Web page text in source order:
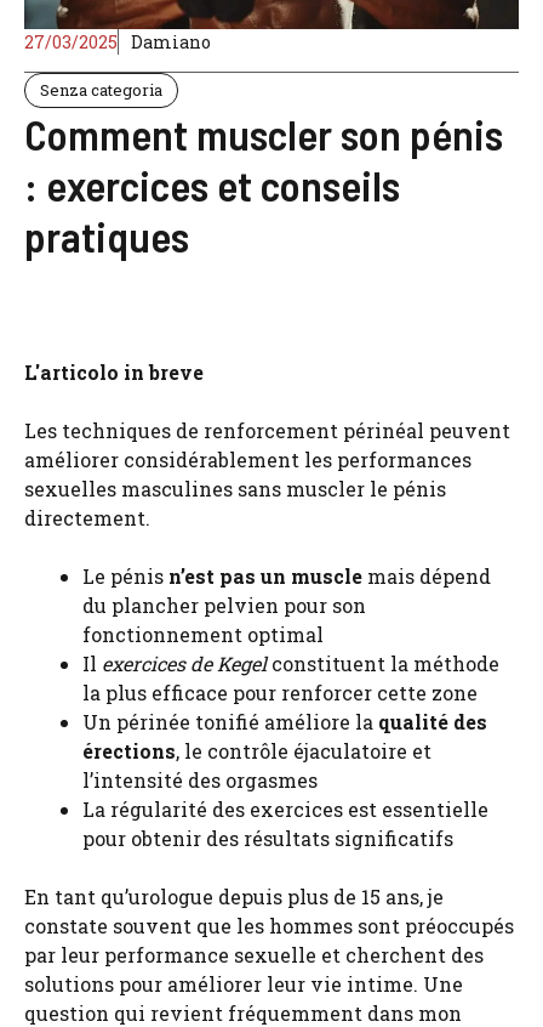
27/03/2025 Damiano
Senza categoria
Comment muscler son pénis
: exercices et conseils
pratiques
L'articolo in breve
Les techniques de renforcement périnéal peuvent
améliorer considérablement les performances
sexuelles masculines sans muscler le pénis
directement.
Le pénis n’est pas un muscle mais dépend
du plancher pelvien pour son
fonctionnement optimal
Il exercices de Kegelconstituent la méthode
la plus efficace pour renforcer cette zone
Un périnée tonifié améliore la qualité des
érections, le contrôle éjaculatoire et
l’intensité des orgasmes
La régularité des exercices est essentielle
pour obtenir des résultats significatifs
En tant qu’urologue depuis plus de 15 ans, je
constate souvent que les hommes sont préoccupés
par leur performance sexuelle et cherchent des
solutions pour améliorer leur vie intime. Une
question qui revient fréquemment dans mon